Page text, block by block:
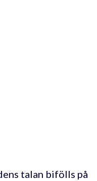
talan bifölls på